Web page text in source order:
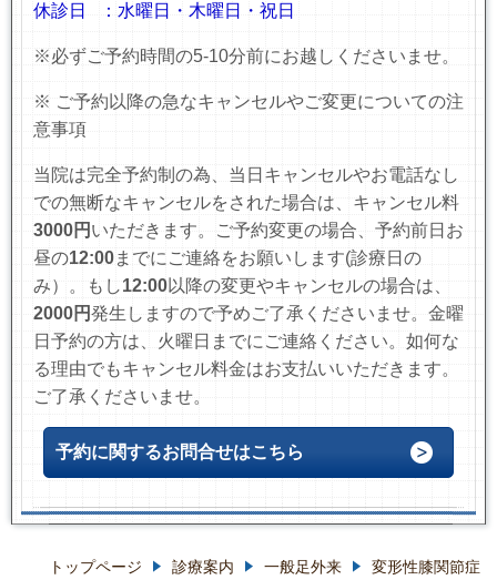
休診日 ：水曜日・木曜日・祝日
※必ずご予約時間の5-10分前にお越しくださいませ。
※ ご予約以降の急なキャンセルやご変更についての注
意事項
当院は完全予約制の為、当日キャンセルやお電話なし
での無断なキャンセルをされた場合は、キャンセル料
3000円 いただきます。
ご予約変更の場合、予約前日お
昼の12:00までにご連絡をお願いします(診療日の
み）
。もし12:00以降の変更やキャンセルの場合は、
2000円発生しますので予めご了承くださいませ。金曜
日予約の方は、火曜日までにご連絡ください。如何な
る理由でもキャンセル料金はお支払いいただきます。
ご了承くださいませ。
予約に関するお問合せはこちら
トップページ 診療案内 一般足外来 変形性膝関節症